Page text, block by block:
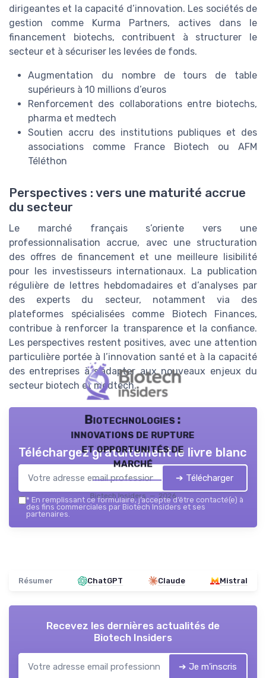
dirigeantes et la capacité d’innovation. Les sociétés de
gestion comme Kurma Partners, actives dans le
financement biotechs, contribuent à structurer le
secteur et à sécuriser les levées de fonds.
Augmentation du nombre de tours de table
supérieurs à 10 millions d’euros
Renforcement des collaborations entre biotechs,
pharma et medtech
Soutien accru des institutions publiques et des
associations comme France Biotech ou AFM
Téléthon
Perspectives : vers une maturité accrue
du secteur
Le marché français s’oriente vers une
professionnalisation accrue, avec une structuration
des offres de financement et une meilleure lisibilité
pour les investisseurs internationaux. La publication
régulière de lettres hebdomadaires et d’analyses par
des experts du secteur, notamment via des
plateformes spécialisées comme Biotech Finances,
contribue à renforcer la transparence et la confiance.
Les perspectives restent positives, avec une attention
particulière portée à l’innovation santé et à la capacité
des entreprises à s’adapter aux nouveaux enjeux du
secteur biotech et medtech.
Biotechnologies :
innovations de rupture
et opportunités de
marché
Biotech Insiders — 2026
Téléchargez gratuitement le livre blanc
➔ Télécharger
* En remplissant ce formulaire, j’accepte d’être contacté(e) à
des fins commerciales par Biotech Insiders et ses
partenaires.
Résumer ChatGPT Claude Mistral
Recevez les dernières actualités de
Biotech Insiders
➔ Je m'inscris